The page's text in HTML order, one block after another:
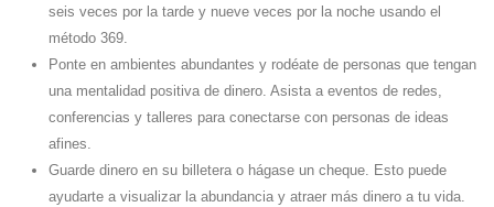
seis veces por la tarde y nueve veces por la noche usando el
método 369.
Ponte en ambientes abundantes y rodéate de personas que tengan
una mentalidad positiva de dinero. Asista a eventos de redes,
conferencias y talleres para conectarse con personas de ideas
afines.
Guarde dinero en su billetera o hágase un cheque. Esto puede
ayudarte a visualizar la abundancia y atraer más dinero a tu vida.